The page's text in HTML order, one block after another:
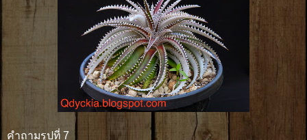
คำถามรูปที่ 7